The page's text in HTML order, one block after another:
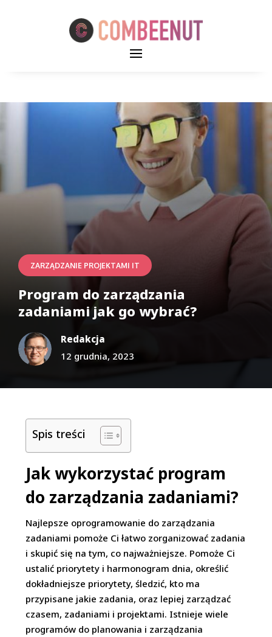
ZARZĄDZANIE PROJEKTAMI IT
Program do zarządzania
zadaniami jak go wybrać?
Redakcja
12 grudnia, 2023
Spis treści
Jak wykorzystać program
do zarządzania zadaniami?
Najlepsze oprogramowanie do zarządzania
zadaniami pomoże Ci łatwo zorganizować zadania
i skupić się na tym, co najważniejsze. Pomoże Ci
ustalić priorytety i harmonogram dnia, określić
dokładniejsze priorytety, śledzić, kto ma
przypisane jakie zadania, oraz lepiej zarządzać
czasem, zadaniami i projektami. Istnieje wiele
programów do planowania i zarządzania